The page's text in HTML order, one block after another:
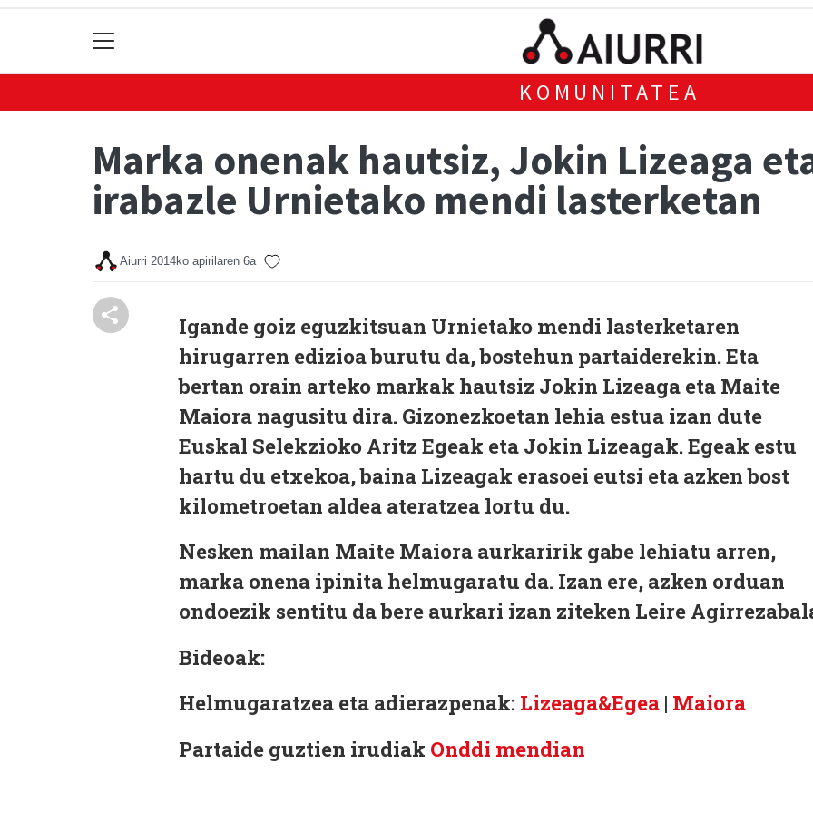
KOMUNITATEA
Marka onenak hautsiz, Jokin Lizeaga
irabazle Urnietako mendi lasterketan
Aiurri 2014ko apirilaren 6a
Igande goiz eguzkitsuan Urnietako mendi lasterketaren
hirugarren edizioa burutu da, bostehun partaiderekin. Eta
bertan orain arteko markak hautsiz Jokin Lizeaga eta Maite
Maiora nagusitu dira. Gizonezkoetan lehia estua izan dute
Euskal Selekzioko Aritz Egeak eta Jokin Lizeagak. Egeak estu
hartu du etxekoa, baina Lizeagak erasoei eutsi eta azken bost
kilometroetan aldea ateratzea lortu du.
Nesken mailan Maite Maiora aurkaririk gabe lehiatu arren,
marka onena ipinita helmugaratu da. Izan ere, azken orduan
ondoezik sentitu da bere aurkari izan ziteken Leire
Bideoak:
Helmugaratzea eta adierazpenak: Lizeaga&Egea | Maiora
Partaide guztien irudiak Onddi mendian